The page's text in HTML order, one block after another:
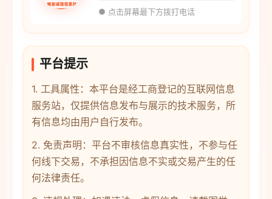
● 点击屏幕最下方拨打电话
平台提示
1. 工具属性：本平台是经工商登记的互联网信息
服务站，仅提供信息发布与展示的技术服务，所
有信息均由用户自行发布。
2. 免责声明：平台不审核信息真实性，不参与任
何线下交易，不承担因信息不实或交易产生的任
何法律责任。